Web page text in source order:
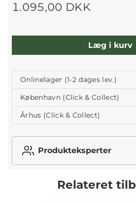
1.095,00 DKK
Læg i kurv
Onlinelager (1-2 dages lev.)
København (Click & Collect)
Århus (Click & Collect)
Produkteksperter
Relateret